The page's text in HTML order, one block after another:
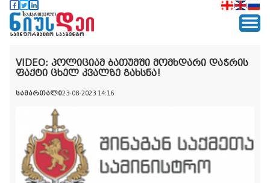
VIDEO: პოლიციამ ბათუმში მომხდარი დაჭრის
ფაქტი ცხელ კვალზე გახსნა!
სამართალი23-08-2023 14:16